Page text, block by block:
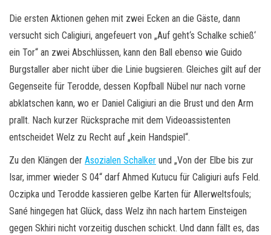
Die ersten Aktionen gehen mit zwei Ecken an die Gäste, dann
versucht sich Caligiuri, angefeuert von „Auf geht‘s Schalke schieß‘
ein Tor“ an zwei Abschlüssen, kann den Ball ebenso wie Guido
Burgstaller aber nicht über die Linie bugsieren. Gleiches gilt auf der
Gegenseite für Terodde, dessen Kopfball Nübel nur nach vorne
abklatschen kann, wo er Daniel Caligiuri an die Brust und den Arm
prallt. Nach kurzer Rücksprache mit dem Videoassistenten
entscheidet Welz zu Recht auf „kein Handspiel“.
Zu den Klängen der Asozialen Schalker und „Von der Elbe bis zur
Isar, immer wieder S 04“ darf Ahmed Kutucu für Caligiuri aufs Feld.
Oczipka und Terodde kassieren gelbe Karten für Allerweltsfouls;
Sané hingegen hat Glück, dass Welz ihn nach hartem Einsteigen
gegen Skhiri nicht vorzeitig duschen schickt. Und dann fällt es, das